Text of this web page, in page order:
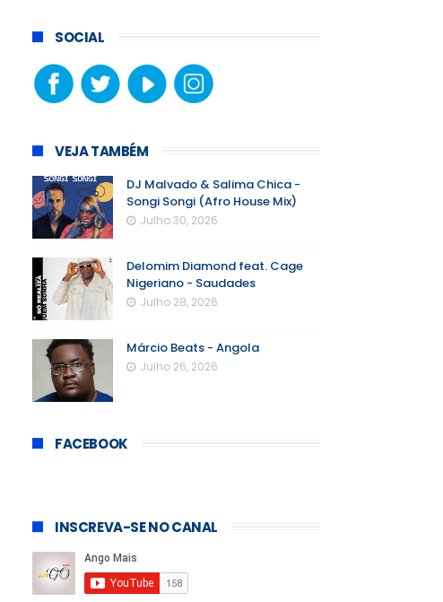
SOCIAL
VEJA TAMBÉM
DJ Malvado & Salima Chica -
Songi Songi (Afro House Mix)
Julho 30, 2026
Delomim Diamond feat. Cage
Nigeriano - Saudades
Julho 28, 2026
Márcio Beats - Angola
Julho 26, 2026
FACEBOOK
INSCREVA-SE NO CANAL